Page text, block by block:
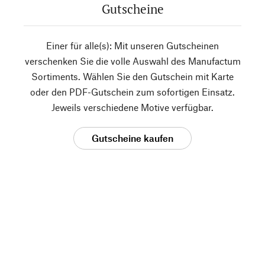
Gutscheine
Einer für alle(s): Mit unseren Gutscheinen
verschenken Sie die volle Auswahl des Manufactum
Sortiments. Wählen Sie den Gutschein mit Karte
oder den PDF-Gutschein zum sofortigen Einsatz.
Jeweils verschiedene Motive verfügbar.
Gutscheine kaufen